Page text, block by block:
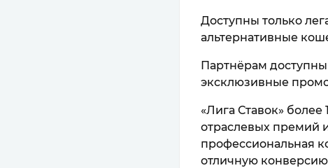
Доступны только
альтернативные
Партнёрам доступны
эксклюзивные
«Лига Ставок»
отраслевых премий
профессиональная
отличную